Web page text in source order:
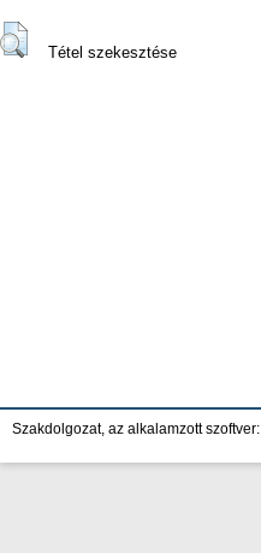
Tétel szekesztése
Szakdolgozat, az alkalamzott szoftver: